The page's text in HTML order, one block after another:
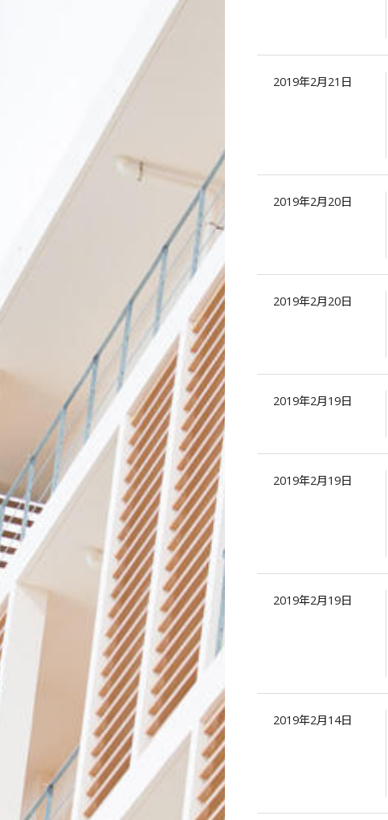
2019年2月21日
2019年2月20日
2019年2月20日
2019年2月19日
2019年2月19日
2019年2月19日
2019年2月14日